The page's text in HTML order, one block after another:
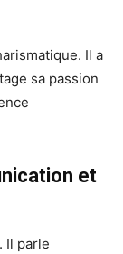
Il a
sa passion
et
Il parle